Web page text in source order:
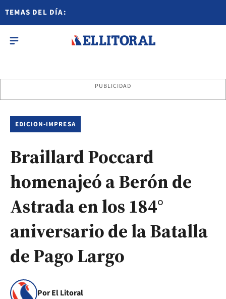
TEMAS DEL DÍA:
PUBLICIDAD
EDICION-IMPRESA
Braillard Poccard
homenajeó a Berón de
Astrada en los 184°
aniversario de la Batalla
de Pago Largo
Por El Litoral